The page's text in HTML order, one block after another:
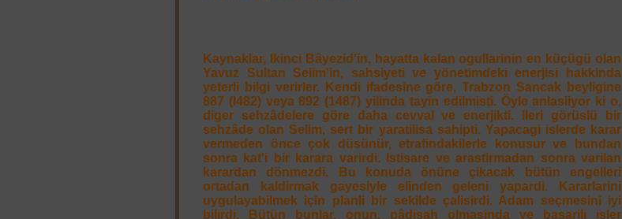
Kaynaklar, Ikinci Bâyezid'in, hayatta kalan ogullarinin en küçügü olan
Yavuz Sultan Selim'in, sahsiyeti ve yönetimdeki enerjisi hakkinda
yeterli bilgi verirler. Kendi ifadesine göre, Trabzon Sancak beyligine
887 (l482) veya 892 (1487) yilinda tayin edilmisti. Öyle anlasiiyor ki o,
diger sehzâdelere göre daha cevval ve enerjikti. Ileri görüslü bir
sehzâde olan Selim, sert bir yaratilisa sahipti. Yapacagi islerde karar
vermeden önce çok düsünür, etrafindakilerle konusur ve bundan
sonra kat'i bir karara varirdi. Istisare ve arastirmadan sonra varilan
karardan dönmezdi. Bu konuda önüne çikacak bütün engelleri
ortadan kaldirmak gayesiyle elinden geleni yapardi. Kararlarini
uygulayabilmek için planli bir sekilde çalisirdi. Adam seçmesini iyi
bilirdi. Bütün bunlar, onun, pâdisah olmasinda ve basarili isler